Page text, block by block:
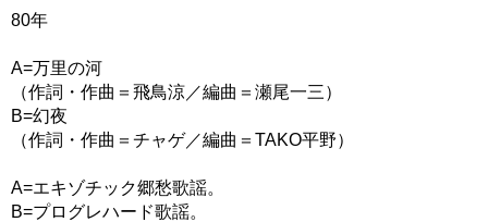
80年
A=万里の河
（作詞・作曲＝飛鳥涼／編曲＝瀬尾一三）
B=幻夜
（作詞・作曲＝チャゲ／編曲＝TAKO平野）
A=エキゾチック郷愁歌謡。
B=プログレハード歌謡。